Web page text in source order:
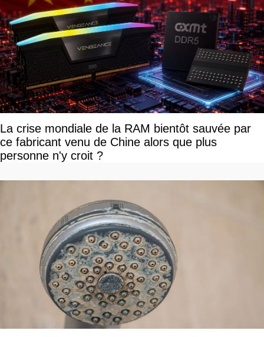
La crise mondiale de la RAM bientôt sauvée par
ce fabricant venu de Chine alors que plus
personne n'y croit ?